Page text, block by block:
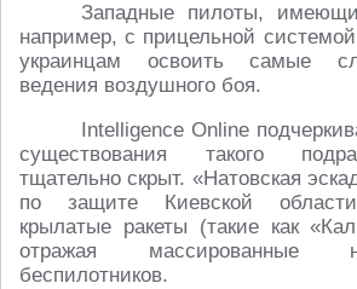
Западные пилоты,
например, с прицельной
украинцам освоить самые
ведения воздушного боя.
Intelligence Online
существования такого
тщательно скрыт. «Натовская
по защите Киевской
крылатые ракеты (такие как
отражая массированные
беспилотников.